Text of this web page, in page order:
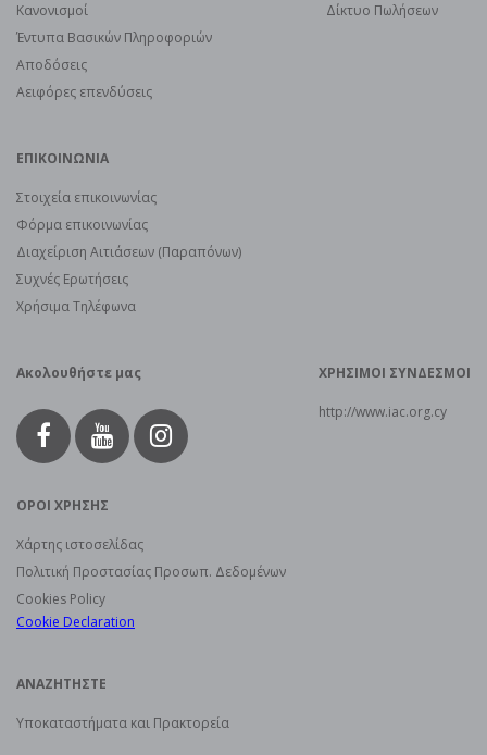
Κανονισμοί
Έντυπα Βασικών Πληροφοριών
Αποδόσεις
Αειφόρες επενδύσεις
Δίκτυο Πωλήσεων
ΕΠΙΚΟΙΝΩΝΙΑ
Στοιχεία επικοινωνίας
Φόρμα επικοινωνίας
Διαχείριση Αιτιάσεων (Παραπόνων)
Συχνές Ερωτήσεις
Χρήσιμα Τηλέφωνα
Ακολουθήστε μας ΧΡΗΣΙΜΟΙ ΣΥΝΔΕΣΜΟΙ
http://www.iac.org.cy
ΟΡΟΙ ΧΡΗΣΗΣ
Χάρτης ιστοσελίδας
Πολιτική Προστασίας Προσωπ. Δεδομένων
Cookies Policy
Cookie Declaration
ΑΝΑΖΗΤΗΣΤΕ
Υποκαταστήματα και Πρακτορεία